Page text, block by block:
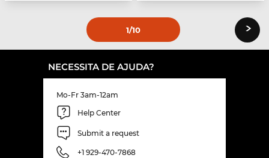
1/10 ›
NECESSITA DE AJUDA?
Mo-Fr 3am-12am
Help Center
Submit a request
+1 929-470-7868